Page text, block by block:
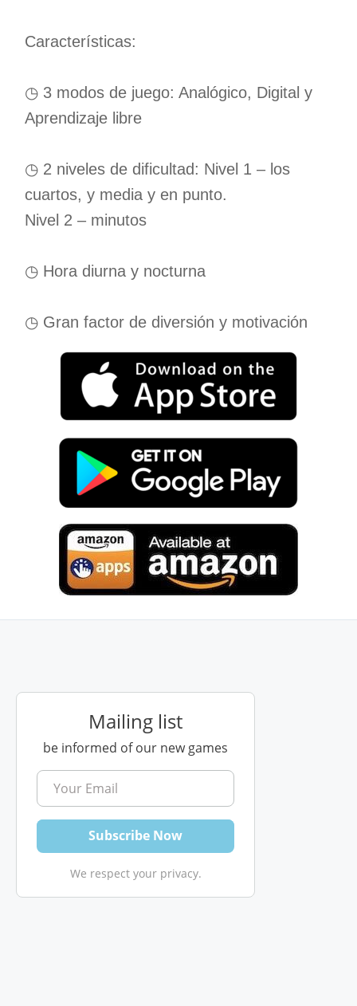
Características:
◷ 3 modos de juego: Analógico, Digital y
Aprendizaje libre
◷ 2 niveles de dificultad: Nivel 1 – los
cuartos, y media y en punto.
Nivel 2 – minutos
◷ Hora diurna y nocturna
◷ Gran factor de diversión y motivación
Mailing list
be informed of our new games
We respect your privacy.